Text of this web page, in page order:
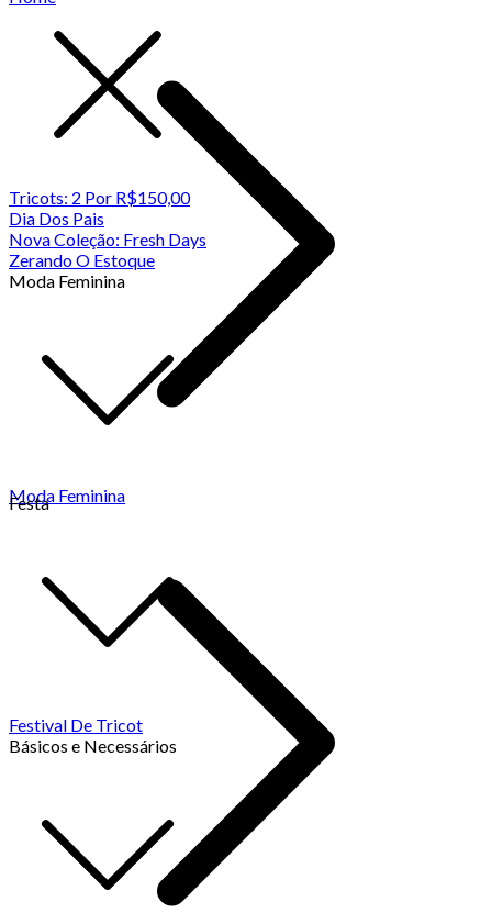
Tricots: 2 Por R$150,00
Dia Dos Pais
Nova Coleção: Fresh Days
Zerando O Estoque
Moda Feminina
Festa
Festival De Tricot
Básicos e Necessários
Moda Feminina